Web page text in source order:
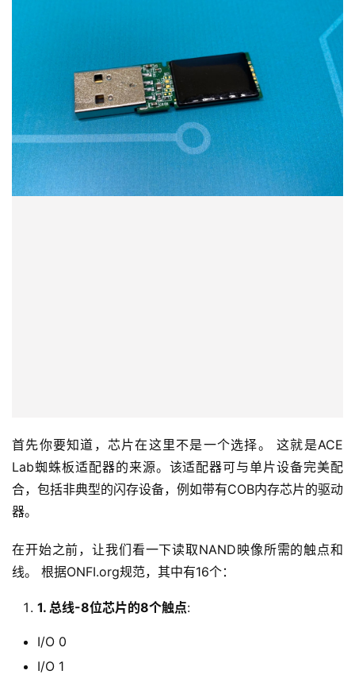
首先你要知道，芯片在这里不是一个选择。 这就是ACE
Lab蜘蛛板适配器的来源。该适配器可与单片设备完美配
合，包括非典型的闪存设备，例如带有COB内存芯片的驱动
器。
在开始之前，让我们看一下读取NAND映像所需的触点和
线。 根据ONFI.org规范，其中有16个：
1. 总线-8位芯片的8个触点:
I/O 0
I/O 1